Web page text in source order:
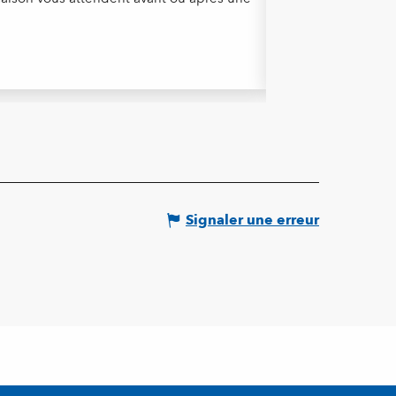
Signaler une erreur